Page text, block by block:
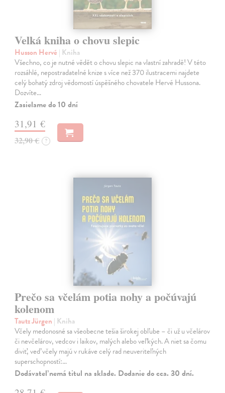
Velká kniha o chovu slepic
Husson Hervé | Kniha
Všechno, co je nutné vědět o chovu slepic na vlastní zahradě! V této
rozsáhlé, nepostradatelné knize s více než 370 ilustracemi najdete
celý bohatý zdroj vědomostí úspěšného chovatele Hervé Hussona.
Dozvíte…
Zasielame do 10 dní
31,91 €
32,90 € ?
Prečo sa včelám potia nohy a počúvajú
kolenom
Tautz Jürgen | Kniha
Včely medonosné sa všeobecne tešia širokej obľube – či už u včelárov
či nevčelárov, vedcov i laikov, malých alebo veľkých. A niet sa čomu
diviť, veď včely majú v rukáve celý rad neuveriteľných
superschopností:…
Dodávateľ nemá titul na sklade. Dodanie do cca. 30 dní.